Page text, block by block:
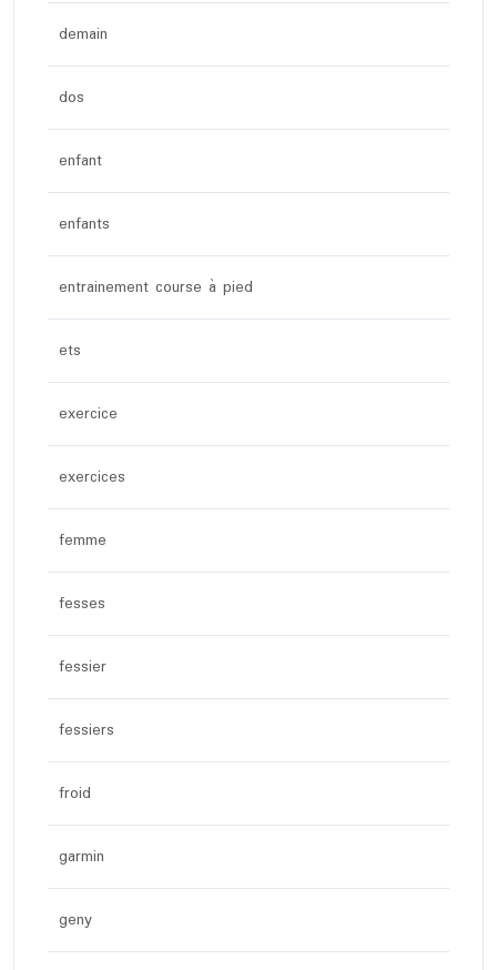
demain
dos
enfant
enfants
entrainement course à pied
ets
exercice
exercices
femme
fesses
fessier
fessiers
froid
garmin
geny